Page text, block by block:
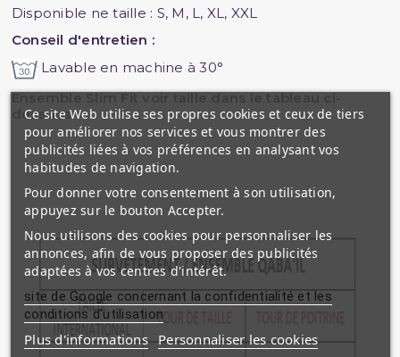
Disponible ne taille : S, M, L, XL, XXL
Conseil d'entretien :
Lavable en machine à 30°
dessous :
Ce site Web utilise ses propres cookies et ceux de tiers
pour améliorer nos services et vous montrer des
publicités liées à vos préférences en analysant vos
habitudes de navigation.
Pour donner votre consentement à son utilisation,
appuyez sur le bouton Accepter.
Nous utilisons des cookies pour personnaliser les
annonces, afin de vous proposer des publicités
adaptées à vos centres d'intérêt.
site de Google concernant la confidentialité et les
conditions d'utilisation
Plus d'informations Personnaliser les cookies